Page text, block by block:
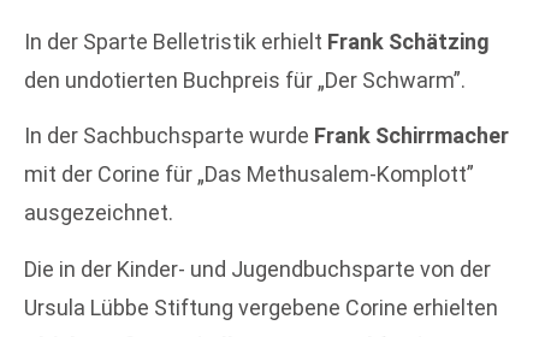
In der Sparte Belletristik erhielt Frank Schätzing
den undotierten Buchpreis für „Der Schwarm”.
In der Sachbuchsparte wurde Frank Schirrmacher
mit der Corine für „Das Methusalem-Komplott”
ausgezeichnet.
Die in der Kinder- und Jugendbuchsparte von der
Ursula Lübbe Stiftung vergebene Corine erhielten